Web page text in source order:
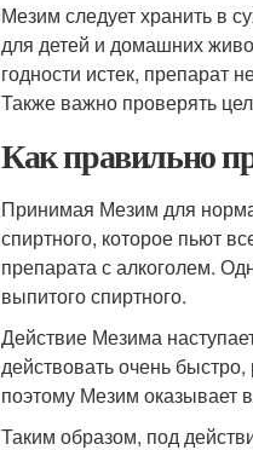
Мезим следует хранить в
для детей и домашних
годности истек, препарат
Также важно проверять
Как правильно
Принимая Мезим для
спиртного, которое пьют
препарата с алкоголем.
выпитого спиртного.
Действие Мезима
действовать очень
поэтому Мезим оказывает
Таким образом, под